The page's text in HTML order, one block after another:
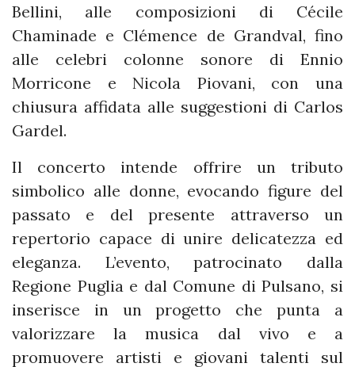
Bellini, alle composizioni di Cécile
Chaminade e Clémence de Grandval, fino
alle celebri colonne sonore di Ennio
Morricone e Nicola Piovani, con una
chiusura affidata alle suggestioni di Carlos
Gardel.
Il concerto intende offrire un tributo
simbolico alle donne, evocando figure del
passato e del presente attraverso un
repertorio capace di unire delicatezza ed
eleganza. L’evento, patrocinato dalla
Regione Puglia e dal Comune di Pulsano, si
inserisce in un progetto che punta a
valorizzare la musica dal vivo e a
promuovere artisti e giovani talenti sul